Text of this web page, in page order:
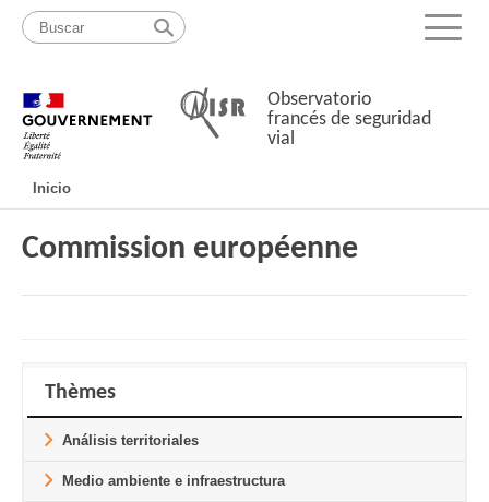
Pasar
contenido
Mapa
web
Menu
Observatorio
francés de seguridad
vial
principale
Inicio
Commission européenne
Thèmes
Análisis territoriales
Medio ambiente e infraestructura